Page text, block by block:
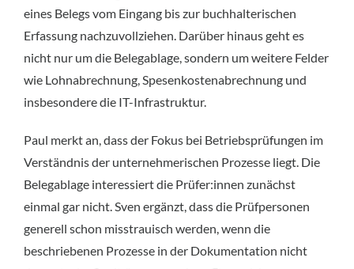
eines Belegs vom Eingang bis zur buchhalterischen
Erfassung nachzuvollziehen. Darüber hinaus geht es
nicht nur um die Belegablage, sondern um weitere Felder
wie Lohnabrechnung, Spesenkostenabrechnung und
insbesondere die IT-Infrastruktur.
Paul merkt an, dass der Fokus bei Betriebsprüfungen im
Verständnis der unternehmerischen Prozesse liegt. Die
Belegablage interessiert die Prüfer:innen zunächst
einmal gar nicht. Sven ergänzt, dass die Prüfpersonen
generell schon misstrauisch werden, wenn die
beschriebenen Prozesse in der Dokumentation nicht